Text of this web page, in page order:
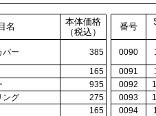
名
本体価格
（税込）
番号
バー 385 0090
165 0091
935 0092
ング 275 0093
165 0094